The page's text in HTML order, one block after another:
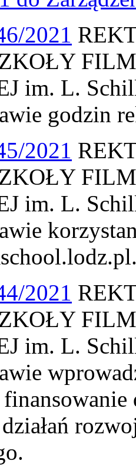
2021
im. L.
godzin
2021
im. L.
2021
im. L.